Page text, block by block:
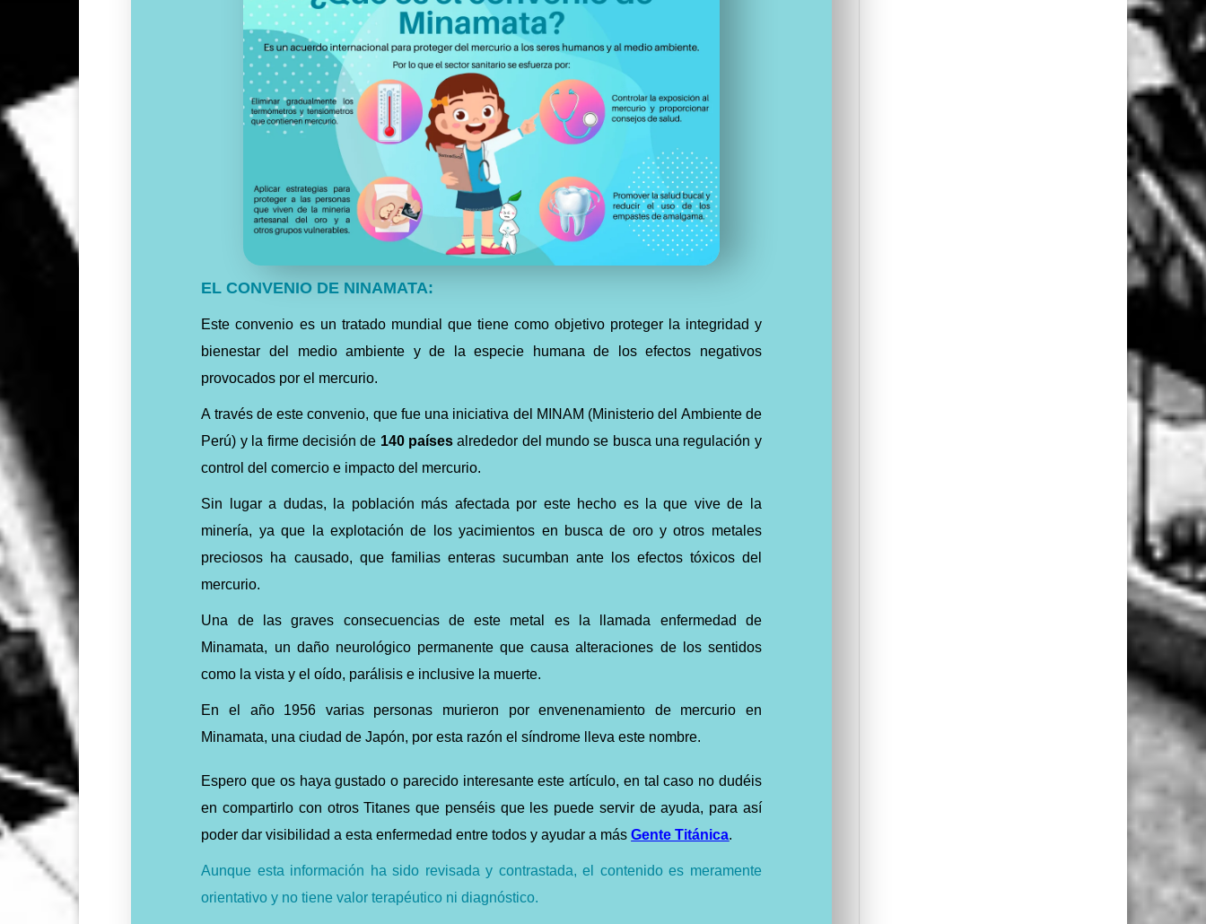
EL CONVENIO DE NINAMATA:
Este convenio es un tratado mundial que tiene como objetivo proteger la integridad y
bienestar del medio ambiente y de la especie humana de los efectos negativos
provocados por el mercurio.
A través de este convenio, que fue una iniciativa del MINAM (Ministerio del Ambiente de
Perú) y la firme decisión de 140 paísesalrededor del mundo se busca una regulación y
control del comercio e impacto del mercurio.
Sin lugar a dudas, la población más afectada por este hecho es la que vive de la
minería, ya que la explotación de los yacimientos en busca de oro y otros metales
preciosos ha causado, que familias enteras sucumban ante los efectos tóxicos del
mercurio.
Una de las graves consecuencias de este metal es la llamada enfermedad de
Minamata, un daño neurológico permanente que causa alteraciones de los sentidos
como la vista y el oído, parálisis e inclusive la muerte.
En el año 1956 varias personas murieron por envenenamiento de mercurio en
Minamata, una ciudad de Japón, por esta razón el síndrome lleva este nombre.
Espero que os haya gustado o parecido interesante este artículo, en tal caso no dudéis
en compartirlo con otros Titanes que penséis que les puede servir de ayuda, para así
poder dar visibilidad a esta enfermedad entre todos y ayudar a másGente Titánica.
Aunque esta información ha sido revisada y contrastada, el contenido es meramente
orientativo y no tiene valor terapéutico ni diagnóstico.